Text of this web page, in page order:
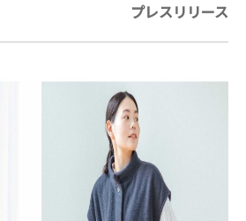
プレスリリース